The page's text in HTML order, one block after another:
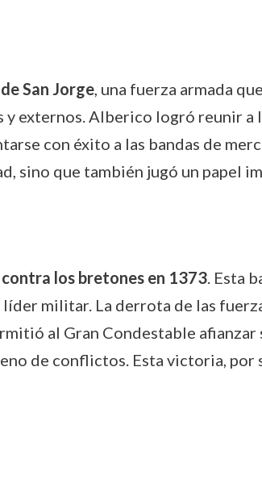
San Jorge, una fuerza armada
y externos. Alberico logró reunir a
con éxito a las bandas de
sino que también jugó un papel
los bretones en 1373. Esta
militar. La derrota de las
al Gran Condestable afianzar
de conflictos. Esta victoria, por